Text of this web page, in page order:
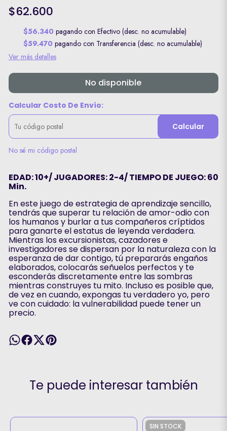
$62.600
$56.340 pagando con Efectivo (desc. no acumulable)
$59.470 pagando con Transferencia (desc. no acumulable)
Ver más detalles
No disponible
Calcular Costo De Envío:
Calcular
No sé mi código postal
EDAD: 10+/ JUGADORES: 2-4/ TIEMPO DE JUEGO: 60
Min.
En este juego de estrategia de aprendizaje sencillo,
tendrás que superar tu relación de amor-odio con
los humanos y burlar a tus compañeros críptidos
para ganarte el estatus de leyenda verdadera.
Mientras los excursionistas, cazadores e
investigadores se dispersan por la naturaleza con la
esperanza de dar contigo, tú prepararás engaños
elaborados, colocarás señuelos perfectos y te
esconderás discretamente entre las sombras
mientras construyes tu mito. Incluso es posible que,
de vez en cuando, expongas tu verdadero yo, pero
ve con cuidado: la vulnerabilidad puede tener un
precio.
Te puede interesar también
SIN STOCK